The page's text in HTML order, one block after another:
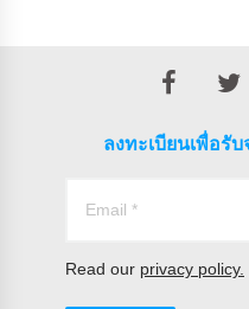
ลงทะเบียนเพื่อรั
Read our privacy policy.